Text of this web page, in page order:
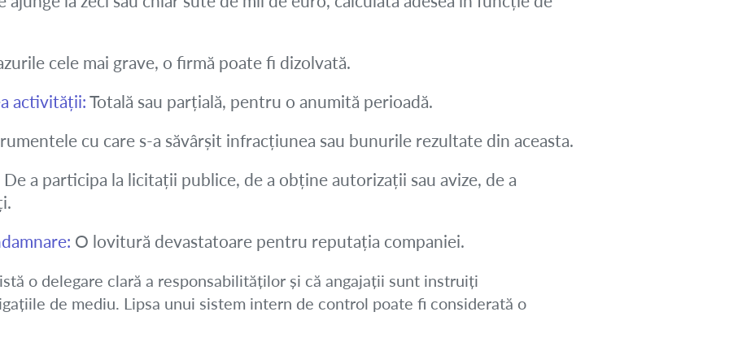
cele mai grave, o firmă poate fi dizolvată.
activității: Totală sau parțială, pentru o anumită perioadă.
cu care s-a săvârșit infracțiunea sau bunurile rezultate din aceasta.
De a participa la licitații publice, de a obține autorizații sau avize, de a
O lovitură devastatoare pentru reputația companiei.
o delegare clară a responsabilităților și că angajații sunt instruiți
de mediu. Lipsa unui sistem intern de control poate fi considerată o